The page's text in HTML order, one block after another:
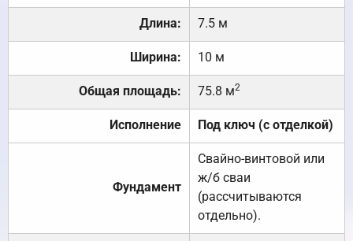
Длина: 7.5 м
Ширина: 10 м
Общая площадь: 75.8 м2
Исполнение Под ключ (с отделкой)
Фундамент
Свайно-винтовой или
ж/б сваи
(рассчитываются
отдельно).